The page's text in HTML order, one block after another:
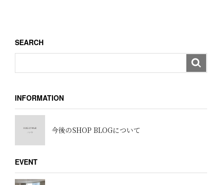
ン
SEARCH
INFORMATION
今後のSHOP BLOGについて
EVENT